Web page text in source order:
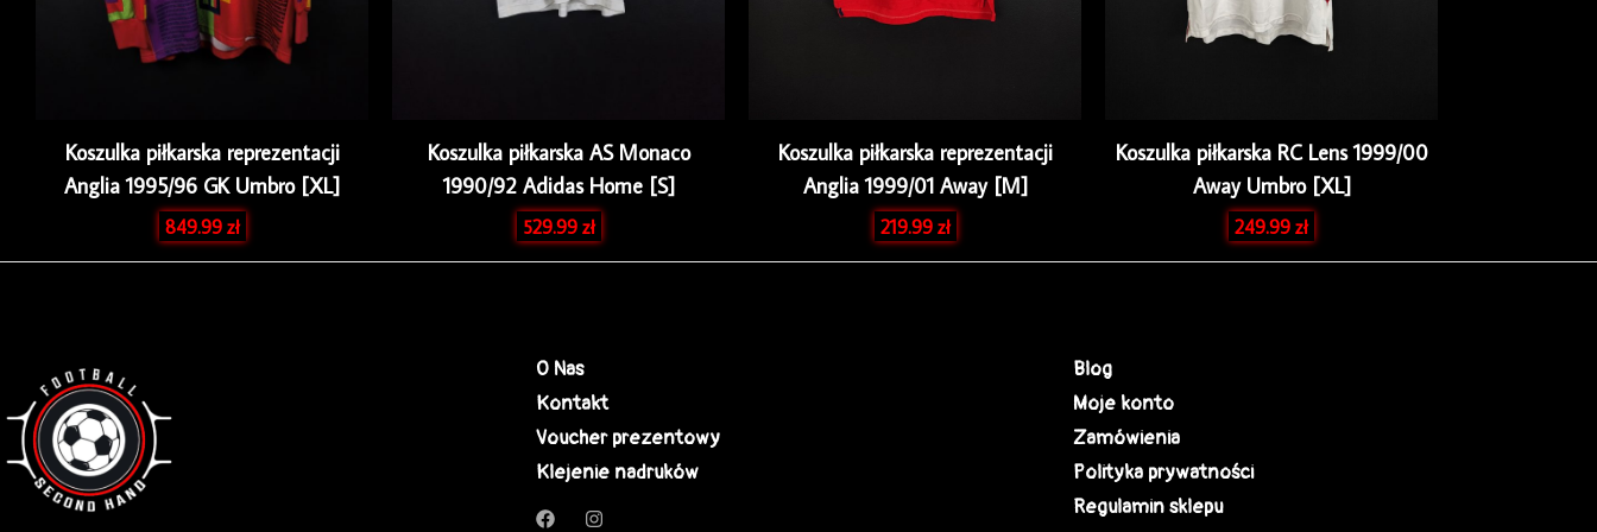
Koszulka piłkarska reprezentacji
Anglia 1995/96 GK Umbro [XL]
849.99zł
Koszulka piłkarska AS Monaco
1990/92 Adidas Home [S]
529.99zł
Koszulka piłkarska reprezentacji
Anglia 1999/01 Away [M]
219.99zł
Koszulka piłkarska RC Lens 1999/00
Away Umbro [XL]
249.99zł
O Nas
Kontakt
Voucher prezentowy
Klejenie nadruków
Blog
Moje konto
Zamówienia
Polityka prywatności
Regulamin sklepu